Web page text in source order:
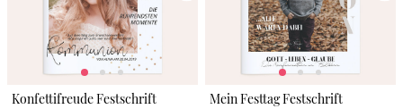
Konfettifreude Festschrift Mein Festtag Festschrift